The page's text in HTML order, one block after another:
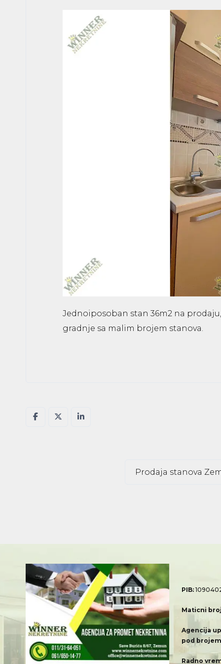
Jednoiposoban stan 36m2 na
gradnje sa malim brojem stanova.
Prodaja stanova
PIB:
Maticni
Agencija
pod
Radno